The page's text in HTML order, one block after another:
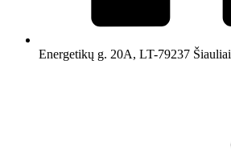
Energetikų g. 20A, LT-79237 Šiauliai